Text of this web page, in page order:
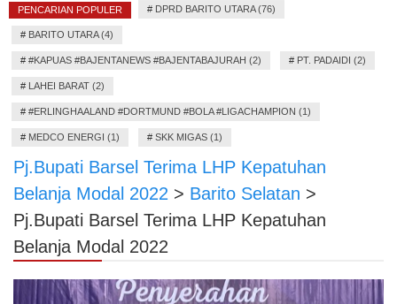
PENCARIAN POPULER # DPRD BARITO UTARA (76)
# BARITO UTARA (4)
# #KAPUAS #BAJENTANEWS #BAJENTABAJURAH (2) # PT. PADAIDI (2)
# LAHEI BARAT (2)
# #ERLINGHAALAND #DORTMUND #BOLA #LIGACHAMPION (1)
# MEDCO ENERGI (1) # SKK MIGAS (1)
Pj.Bupati Barsel Terima LHP Kepatuhan
Belanja Modal 2022 > Barito Selatan >
Pj.Bupati Barsel Terima LHP Kepatuhan
Belanja Modal 2022